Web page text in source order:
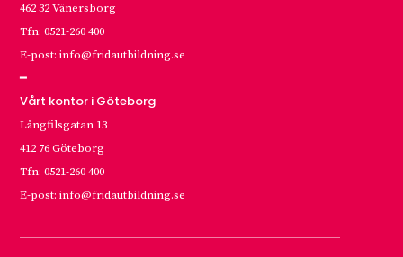
462 32 Vänersborg
Tfn: 0521-260 400
E-post: info@fridautbildning.se
━
Vårt kontor i Göteborg
Långfilsgatan 13
412 76 Göteborg
Tfn: 0521-260 400
E-post: info@fridautbildning.se